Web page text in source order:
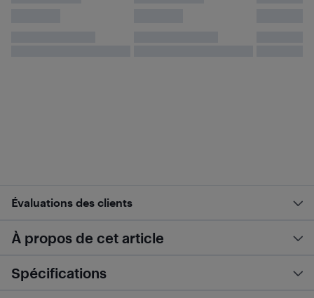
Évaluations des clients
À propos de cet article
Spécifications